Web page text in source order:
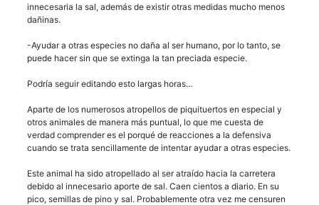
innecesaria la sal, además de existir otras medidas mucho menos
dañinas.
-Ayudar a otras especies no daña al ser humano, por lo tanto, se
puede hacer sin que se extinga la tan preciada especie.
Podría seguir editando esto largas horas…
Aparte de los numerosos atropellos de piquituertos en especial y
otros animales de manera más puntual, lo que me cuesta de
verdad comprender es el porqué de reacciones a la defensiva
cuando se trata sencillamente de intentar ayudar a otras especies.
Este animal ha sido atropellado al ser atraído hacia la carretera
debido al innecesario aporte de sal. Caen cientos a diario. En su
pico, semillas de pino y sal. Probablemente otra vez me censuren